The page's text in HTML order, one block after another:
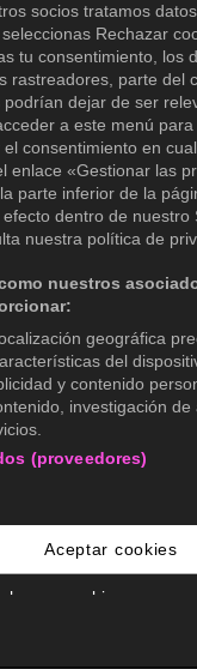
socios tratamos
Rechazar
tu consentimiento, los
rastreadores, parte del
dejar de ser
a este menú
consentimiento en
enlace «Gestionar las
parte inferior de la
dentro de nuestro
nuestra política de
nuestros
geográfica
del
y contenido
investigación de
(proveedores)
Aceptar cookies
cookies no